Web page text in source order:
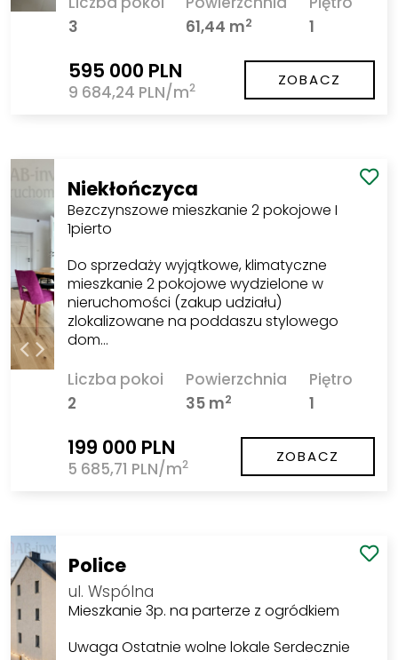
3
61,44 m2
1
595 000 PLN
9 684,24 PLN/m2 ZOBACZ
Niekłończyca
Bezczynszowe mieszkanie 2 pokojowe I
1pierto
Do sprzedaży wyjątkowe, klimatyczne
mieszkanie 2 pokojowe wydzielone w
nieruchomości (zakup udziału)
zlokalizowane na poddaszu stylowego
dom…
Liczba pokoi
2
Powierzchnia
35 m2
Piętro
1
199 000 PLN
5 685,71 PLN/m2 ZOBACZ
Police
ul. Wspólna
Mieszkanie 3p. na parterze z ogródkiem
Uwaga Ostatnie wolne lokale Serdecznie